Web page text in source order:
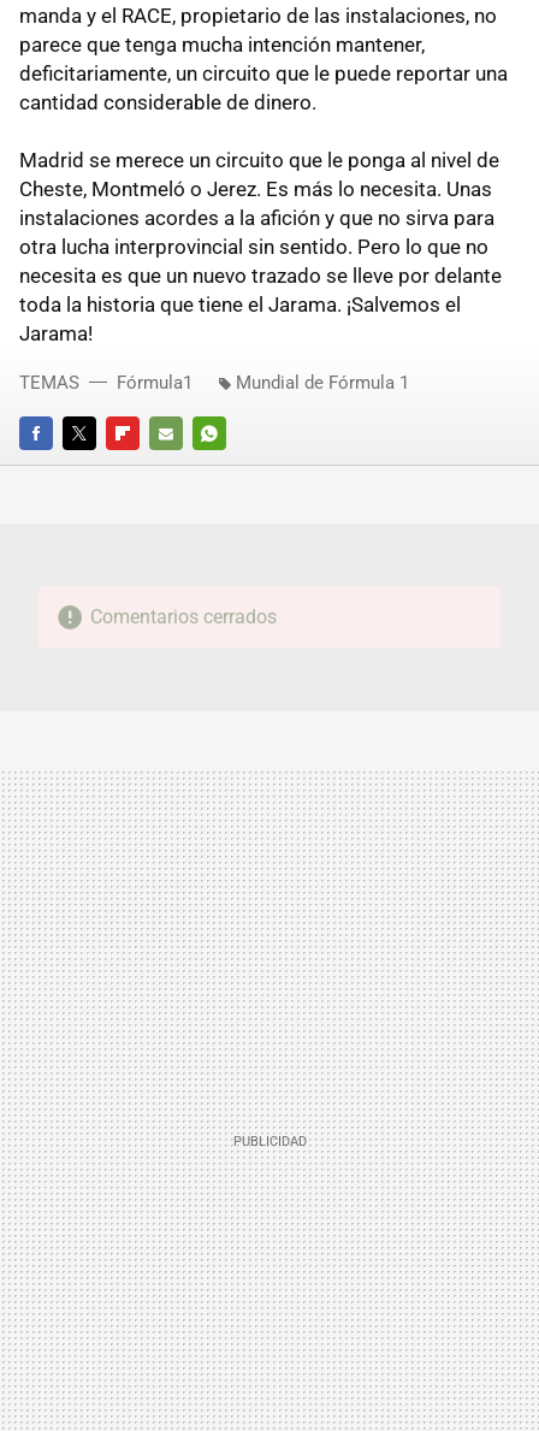
manda y el RACE, propietario de las instalaciones, no
parece que tenga mucha intención mantener,
deficitariamente, un circuito que le puede reportar una
cantidad considerable de dinero.
Madrid se merece un circuito que le ponga al nivel de
Cheste, Montmeló o Jerez. Es más lo necesita. Unas
instalaciones acordes a la afición y que no sirva para
otra lucha interprovincial sin sentido. Pero lo que no
necesita es que un nuevo trazado se lleve por delante
toda la historia que tiene el Jarama. ¡Salvemos el
Jarama!
FACEBOOKTWITTERFLIPBOARD
E-
WHATSAPP
TEMAS Fórmula1 Mundial de Fórmula 1
Comentarios cerrados